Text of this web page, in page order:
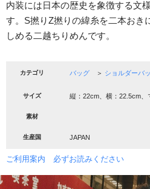
内装には日本の歴史を象徴する文
す。S撚りZ撚りの緯糸を二本おき
しめる二越ちりめんです。
カテゴリ バッグ ＞ ショルダーバ
サイズ 縦：22cm、横：22.5cm、
素材
生産国 JAPAN
ご利用案内 必ずお読みください